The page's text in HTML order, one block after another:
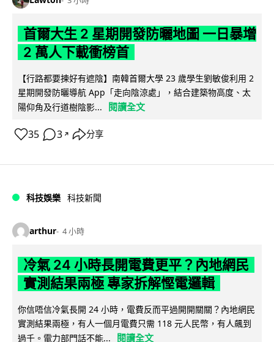
首爾大生 2 星期開發防曬地圖 一日暴增
2 萬人下載衝榜首
【行路都要揀好有遮陰】南韓首爾大學 23 歲學生劉敏俊利用 2
星期開發防曬導航 App「走向陰涼處」，結合建築物高度、太
陽仰角及行道樹陰影...
閱讀全文
35 3 ↗ 分享
科技娛樂 科技新聞
arthur 4 小時
冷氣 24 小時長開電費更平？內地網民
實測結果兩極 專家拆解慳電邏輯
你信唔信冷氣長開 24 小時，電費反而平過開開關關？內地網民
實測結果兩極，有人一個月電費只需 118 元人民幣，有人飆到
過千。電力部門話不能...
閱讀全文